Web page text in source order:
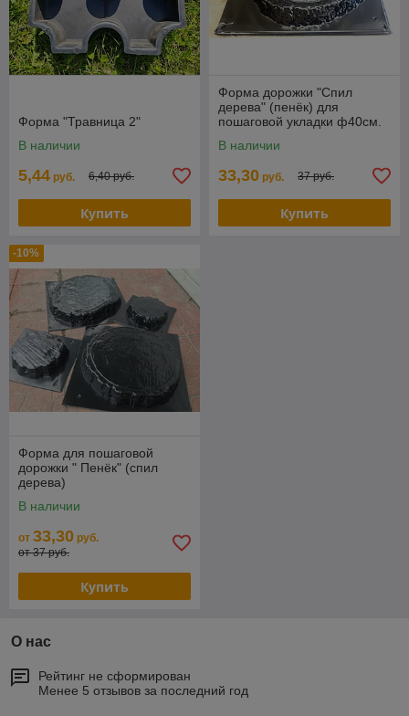
Форма "Травница 2"
В наличии
5,44 руб. 6,40 руб.
Купить
Форма дорожки "Спил
дерева" (пенёк) для
пошаговой укладки ф40см.
В наличии
33,30 руб. 37 руб.
Купить
-10%
Форма для пошаговой
дорожки " Пенёк" (спил
дерева)
В наличии
от 33,30 руб.
от 37 руб.
Купить
О нас
Рейтинг не сформирован
Менее 5 отзывов за последний год